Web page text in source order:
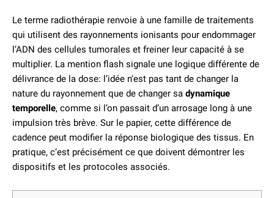
Le terme radiothérapie renvoie à une famille de traitements
qui utilisent des rayonnements ionisants pour endommager
l’ADN des cellules tumorales et freiner leur capacité à se
multiplier. La mention flash signale une logique différente de
délivrance de la dose: l’idée n’est pas tant de changer la
nature du rayonnement que de changer sa dynamique
temporelle, comme si l’on passait d’un arrosage long à une
impulsion très brève. Sur le papier, cette différence de
cadence peut modifier la réponse biologique des tissus. En
pratique, c’est précisément ce que doivent démontrer les
dispositifs et les protocoles associés.